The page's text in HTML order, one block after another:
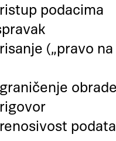
podacima
(„pravo na
obrade